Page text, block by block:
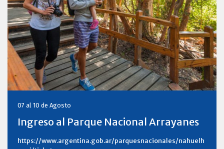
07 al 10 de Agosto
Ingreso al Parque Nacional Arrayanes
https://www.argentina.gob.ar/parquesnacionales/nahuelh